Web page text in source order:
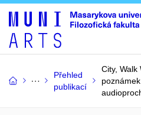
Přehled
publikací
City, Walk